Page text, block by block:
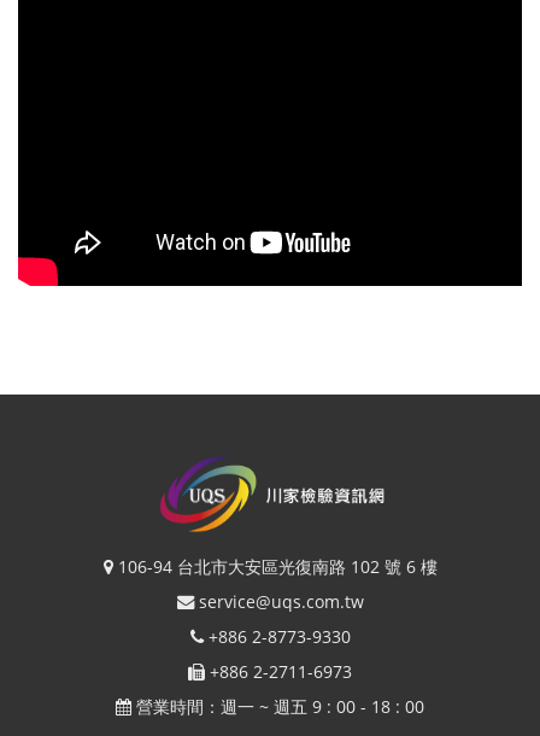
106-94 台北市大安區光復南路 102 號 6 樓
service@uqs.com.tw
+886 2-8773-9330
+886 2-2711-6973
營業時間：週一 ~ 週五 9 : 00 - 18 : 00